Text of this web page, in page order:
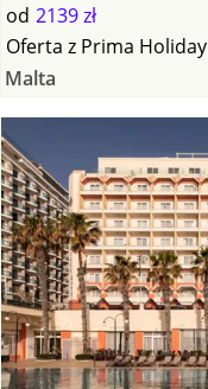
od 2139 zł
Oferta z Prima Holiday
Malta